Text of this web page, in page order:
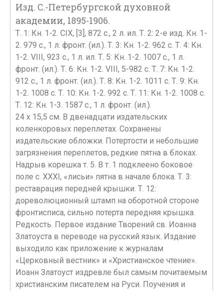
Изд. С.-Петербургской духовной
академии, 1895-1906.
Т. 1: Кн. 1-2. CIX, [3], 872 с., 2 л. ил. Т. 2: 2-е изд. Кн. 1-
2. 979 с., 1 л. фронт. (ил.). Т. 3: Кн. 1-2. 962 с. Т. 4: Кн.
1-2. VIII, 923 с., 1 л. ил. Т. 5: Кн. 1-2. 1007 с., 1 л.
фронт. (ил.). Т. 6: Кн. 1-2. VIII, 5-982 с. Т. 7: Кн. 1-2.
912 с., 1 л. фронт. (ил.). Т. 8: Кн. 1-2. 1011 с. Т. 9: Кн.
1-2. 1008 с. Т. 10: Кн. 1-2. 992 с. Т. 11: Кн. 1-2. 1008 с.
Т. 12: Кн. 1-3. 1587 с., 1 л. фронт. (ил.).
24 х 15,5 см. В двенадцати издательских
коленкоровых переплетах. Сохранены
издательские обложки. Потертости и небольшие
загрязнения переплетов, редкие пятна в блоках.
Надрыв корешка т. 5. В т. 1 подклеено боковое
поле с. XXXI, «лисьи» пятна в начале блока. Т. 3:
реставрация передней крышки. Т. 12:
дореволюционный штамп на оборотной стороне
фронтисписа, сильно потерта передняя крышка.
Редкость. Первое издание Творений св. Иоанна
Златоуста в переводе на русский язык. Издание
выходило как приложение к журналам
«Церковный вестник» и «Христианское чтение».
Иоанн Златоуст издревле был самым почитаемым
христианским писателем на Руси. Поучения и